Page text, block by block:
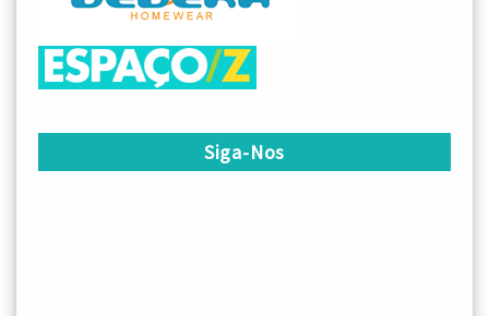
Siga-Nos